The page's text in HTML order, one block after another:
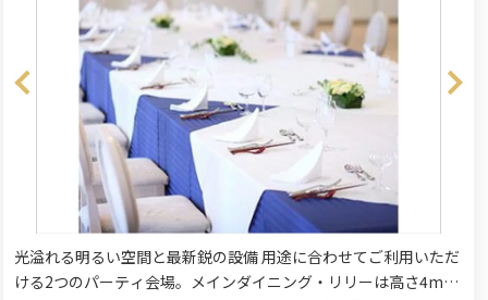
光溢れる明るい空間と最新鋭の設備 用途に合わせてご利用いただ
ける2つのパーティ会場。メインダイニング・リリーは高さ4mの